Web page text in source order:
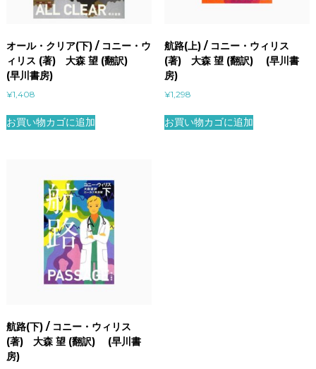
オール・クリア(下) / コニー・ウ
ィリス (著) 大森 望 (翻訳)
(早川書房)
¥1,408
お買い物カゴに追加
航路(上) / コニー・ウィリス
(著) 大森 望 (翻訳) (早川書
房)
¥1,298
お買い物カゴに追加
航路(下) / コニー・ウィリス
(著) 大森 望 (翻訳) (早川書
房)